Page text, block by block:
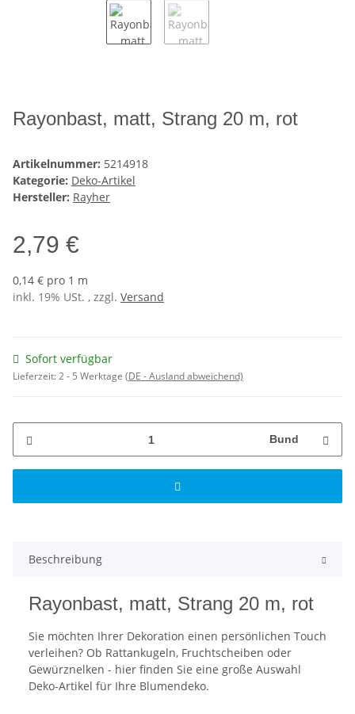
Rayonbast, matt, Strang 20 m, rot
Artikelnummer: 5214918
Kategorie: Deko-Artikel
Hersteller: Rayher
2,79 €
0,14 € pro 1 m
inkl. 19% USt. , zzgl. Versand
Sofort verfügbar
Lieferzeit:2 - 5 Werktage (DE - Ausland abweichend)
Bund
Beschreibung
Rayonbast, matt, Strang 20 m, rot
Sie möchten Ihrer Dekoration einen persönlichen Touch
verleihen? Ob Rattankugeln, Fruchtscheiben oder
Gewürznelken - hier finden Sie eine große Auswahl
Deko-Artikel für Ihre Blumendeko.